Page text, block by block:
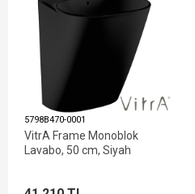
5798B470-0001
VitrA Frame Monoblok
Lavabo, 50 cm, Siyah